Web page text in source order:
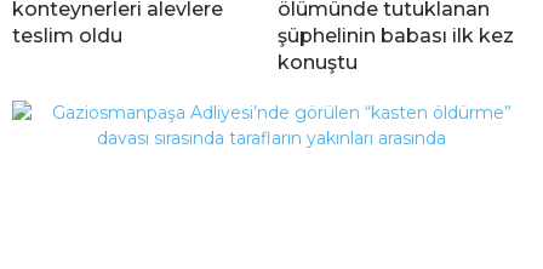
konteynerleri alevlere
teslim oldu
ölümünde tutuklanan
şüphelinin babası ilk kez
konuştu